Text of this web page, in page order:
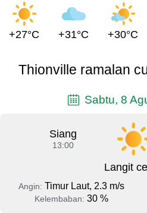
+27°C +31°C +30°C
Thionville ramalan
Sabtu, 8
Siang
13:00
Langit
Angin: Timur Laut, 2.3 m/s
Kelembaban: 30 %